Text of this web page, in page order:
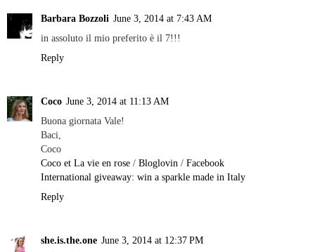
Barbara Bozzoli June 3, 2014 at 7:43 AM
in assoluto il mio preferito è il 7!!!
Reply
Coco June 3, 2014 at 11:13 AM
Buona giornata Vale!
Baci,
Coco
Coco et La vie en rose / Bloglovin / Facebook
International giveaway: win a sparkle made in Italy
Reply
she.is.the.one June 3, 2014 at 12:37 PM